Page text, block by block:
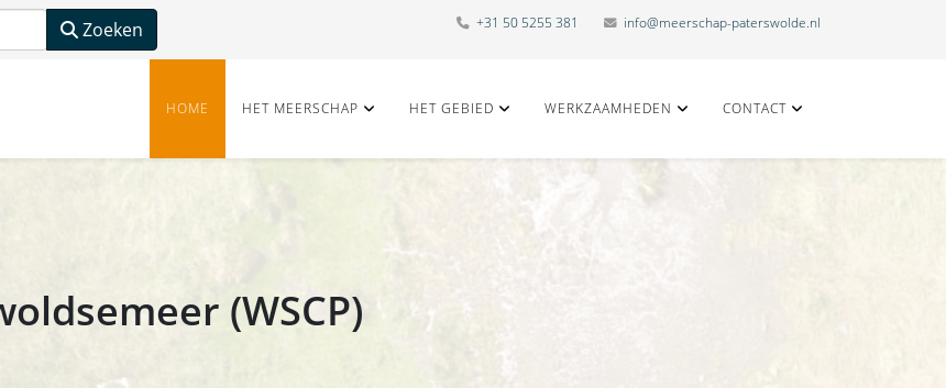
Zoeken +31 50 5255 381 info@meerschap-paterswolde.nl
HOME HET MEERSCHAP HET GEBIED WERKZAAMHEDEN CONTACT
(WSCP)